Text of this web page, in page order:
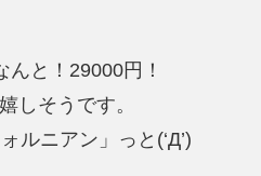
んと！29000円！
しそうです。
ルニアン」っと(‘Д’)